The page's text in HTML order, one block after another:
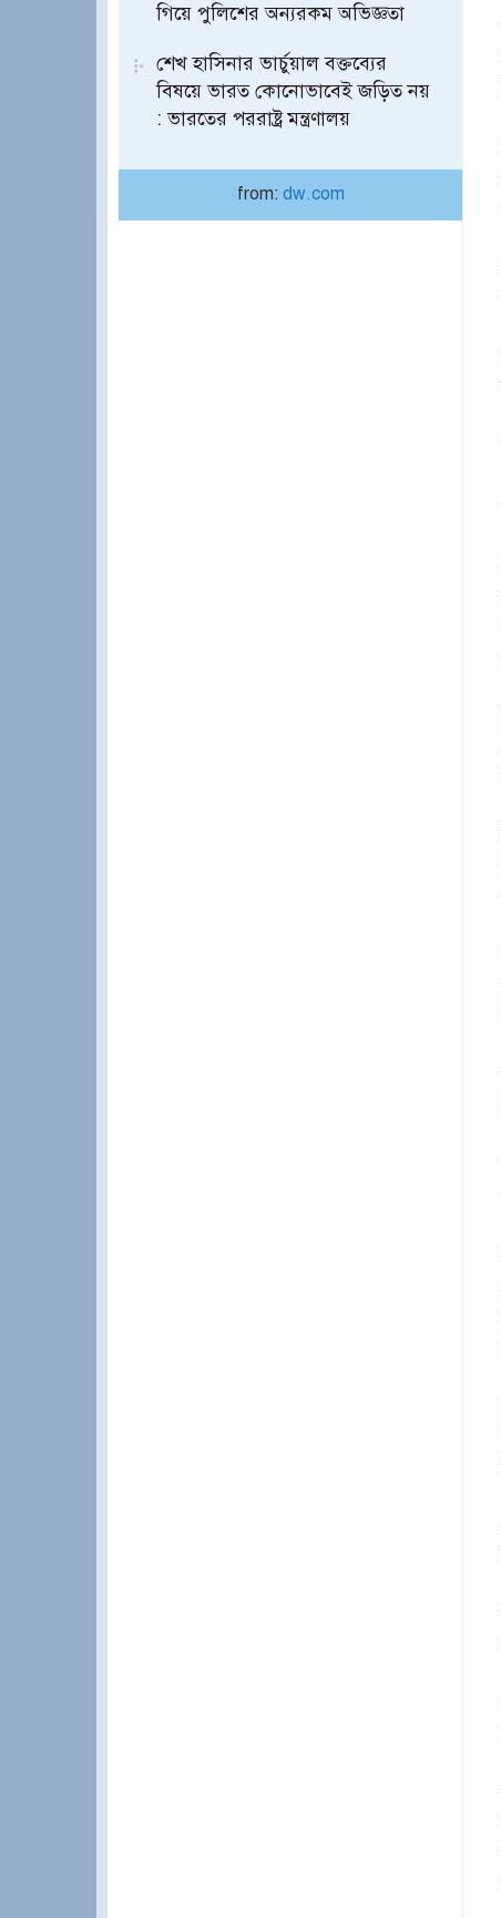
গিয়ে পুলিশের অন্যরকম অভিজ্ঞতা
শেখ হাসিনার ভার্চুয়াল বক্তব্যের
বিষয়ে ভারত কোনোভাবেই জড়িত নয়
: ভারতের পররাষ্ট্র মন্ত্রণালয়
from: dw.com